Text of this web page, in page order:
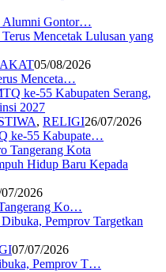
Alumni Gontor…
05/08/2026
Menceta…
, RELIGI26/07/2026
ke-55 Kabupate…
2026
Ko…
07/07/2026
Pemprov T…